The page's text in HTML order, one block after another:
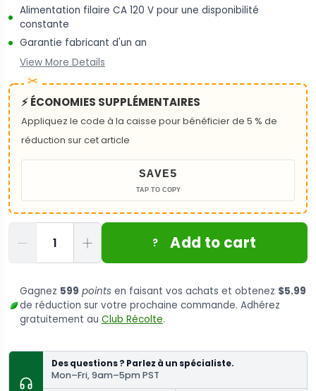
Alimentation filaire CA 120 V pour une disponibilité
constante
Garantie fabricant d'un an
View More Details
⚡ ÉCONOMIES SUPPLÉMENTAIRES
Appliquez le code à la caisse pour bénéficier de 5 % de
réduction sur cet article
SAVE5
TAP TO COPY
? Add to cart
Gagnez 599 points en faisant vos achats et obtenez $5.99
de réduction sur votre prochaine commande. Adhérez
gratuitement au Club Récolte.
Des questions ? Parlez à un spécialiste.
Mon–Fri, 9am–5pm PST